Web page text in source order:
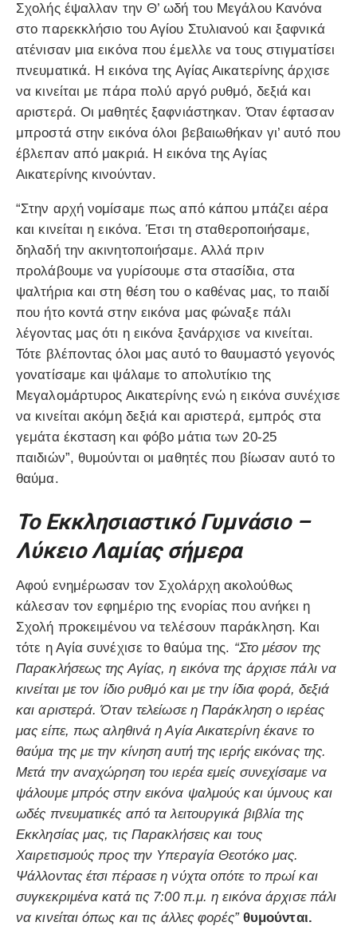
Σχολής έψαλλαν την Θ’ ωδή του Μεγάλου Κανόνα
στο παρεκκλήσιο του Αγίου Στυλιανού και ξαφνικά
ατένισαν μια εικόνα που έμελλε να τους στιγματίσει
πνευματικά. Η εικόνα της Αγίας Αικατερίνης άρχισε
να κινείται με πάρα πολύ αργό ρυθμό, δεξιά και
αριστερά. Οι μαθητές ξαφνιάστηκαν. Όταν έφτασαν
μπροστά στην εικόνα όλοι βεβαιωθήκαν γι’ αυτό που
έβλεπαν από μακριά. Η εικόνα της Αγίας
Αικατερίνης κινούνταν.
“Στην αρχή νομίσαμε πως από κάπου μπάζει αέρα
και κινείται η εικόνα. Έτσι τη σταθεροποιήσαμε,
δηλαδή την ακινητοποιήσαμε. Αλλά πριν
προλάβουμε να γυρίσουμε στα στασίδια, στα
ψαλτήρια και στη θέση του ο καθένας μας, το παιδί
που ήτο κοντά στην εικόνα μας φώναξε πάλι
λέγοντας μας ότι η εικόνα ξανάρχισε να κινείται.
Τότε βλέποντας όλοι μας αυτό το θαυμαστό γεγονός
γονατίσαμε και ψάλαμε το απολυτίκιο της
Μεγαλομάρτυρος Αικατερίνης ενώ η εικόνα συνέχισε
να κινείται ακόμη δεξιά και αριστερά, εμπρός στα
γεμάτα έκσταση και φόβο μάτια των 20-25
παιδιών”, θυμούνται οι μαθητές που βίωσαν αυτό το
θαύμα.
Το Εκκλησιαστικό Γυμνάσιο –
Λύκειο Λαμίας σήμερα
Αφού ενημέρωσαν τον Σχολάρχη ακολούθως
κάλεσαν τον εφημέριο της ενορίας που ανήκει η
Σχολή προκειμένου να τελέσουν παράκληση. Και
τότε η Αγία συνέχισε το θαύμα της. “Στο μέσον της
Παρακλήσεως της Αγίας, η εικόνα της άρχισε πάλι να
κινείται με τον ίδιο ρυθμό και με την ίδια φορά, δεξιά
και αριστερά. Όταν τελείωσε η Παράκληση ο ιερέας
μας είπε, πως αληθινά η Αγία Αικατερίνη έκανε το
θαύμα της με την κίνηση αυτή της ιερής εικόνας της.
Μετά την αναχώρηση του ιερέα εμείς συνεχίσαμε να
ψάλουμε μπρός στην εικόνα ψαλμούς και ύμνους και
ωδές πνευματικές από τα λειτουργικά βιβλία της
Εκκλησίας μας, τις Παρακλήσεις και τους
Χαιρετισμούς προς την Υπεραγία Θεοτόκο μας.
Ψάλλοντας έτσι πέρασε η νύχτα οπότε το πρωί και
συγκεκριμένα κατά τις 7:00 π.μ. η εικόνα άρχισε πάλι
να κινείται όπως και τις άλλες φορές” θυμούνται.